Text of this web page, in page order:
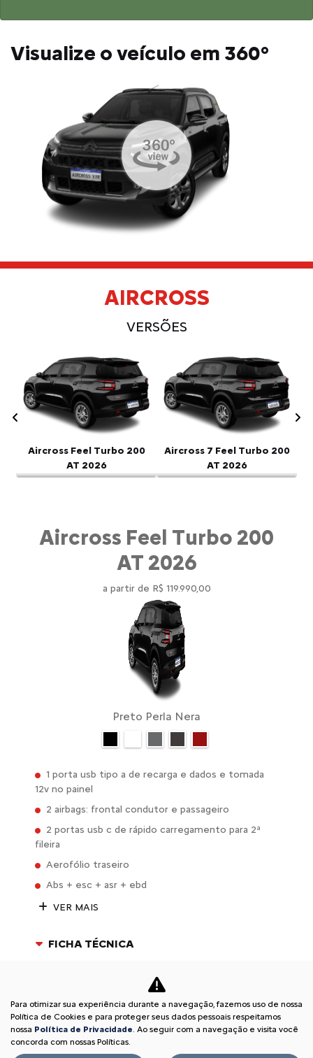
Visualize o veículo em 360°
AIRCROSS
VERSÕES
Aircross Feel Turbo 200
AT 2026
Aircross 7 Feel Turbo 200
AT 2026
Anterior
Aircross Feel Turbo 200
AT 2026
a partir de R$ 119.990,00
Preto Perla Nera
1 porta usb tipo a de recarga e dados e tomada
12v no painel
2 airbags: frontal condutor e passageiro
2 portas usb c de rápido carregamento para 2ª
fileira
Aerofólio traseiro
Abs + esc + asr + ebd
VER MAIS
FICHA TÉCNICA
ENTRAR EM CONTATO
Comparar versão
Para otimizar sua experiência durante a navegação, fazemos uso de nossa
Política de Cookies e para proteger seus dados pessoais respeitamos
nossa Política de Privacidade. Ao seguir com a navegação e visita você
concorda com nossas Políticas.